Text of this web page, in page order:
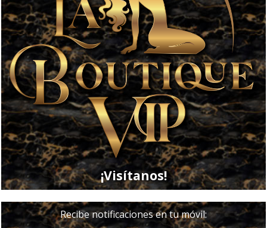
¡Visítanos!
Recibe notificaciones en tu móvil: